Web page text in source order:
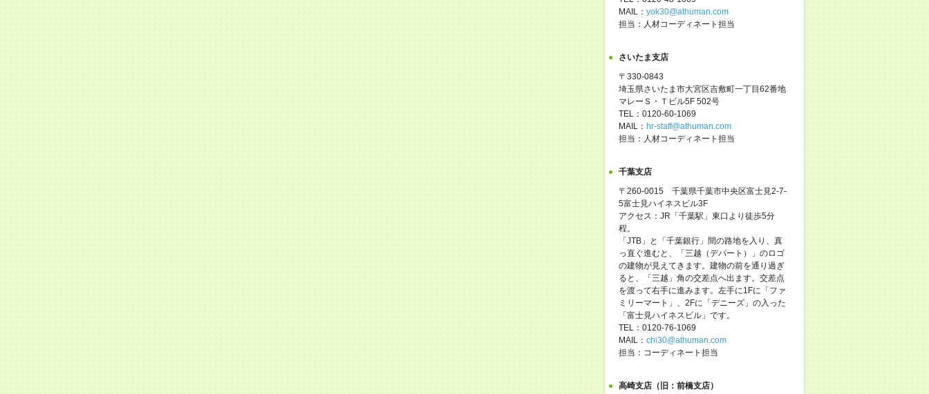
MAIL： yok30@athuman.com
担当：人材コーディネート担当
さいたま支店
〒330-0843
埼玉県さいたま市大宮区吉敷町一丁目62番地
マレーＳ・Ｔビル5F 502号
TEL：0120-60-1069
MAIL： hr-staff@athuman.com
担当：人材コーディネート担当
千葉支店
〒260-0015 千葉県千葉市中央区富士見2-7-
5富士見ハイネスビル3F
アクセス：JR「千葉駅」東口より徒歩5分
程。
「JTB」と「千葉銀行」間の路地を入り、真
っ直ぐ進むと、「三越（デパート）」のロゴ
の建物が見えてきます。建物の前を通り過ぎ
ると、「三越」角の交差点へ出ます。交差点
を渡って右手に進みます。左手に1Fに「ファ
ミリーマート」、2Fに「デニーズ」の入った
「富士見ハイネスビル」です。
TEL：0120-76-1069
MAIL： chi30@athuman.com
担当：コーディネート担当
高崎支店（旧：前橋支店）